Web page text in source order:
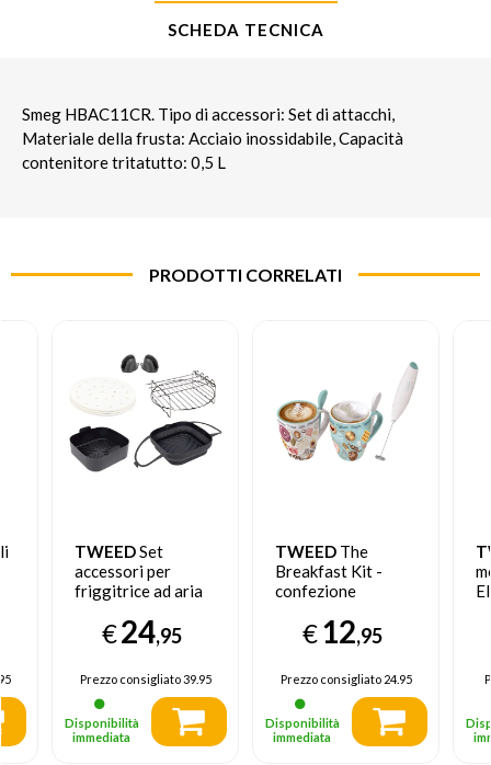
SCHEDA TECNICA
Smeg HBAC11CR. Tipo di accessori: Set di attacchi,
Materiale della frusta: Acciaio inossidabile, Capacità
contenitore tritatutto: 0,5 L
PRODOTTI CORRELATI
TWEEDSet
accessori per
friggitrice ad aria
€24,95
Prezzo consigliato39.95
Disponibilità
immediata
TWEED The
Breakfast Kit -
confezione
€12,95
Prezzo consigliato24.95
Disponibilità
immediata